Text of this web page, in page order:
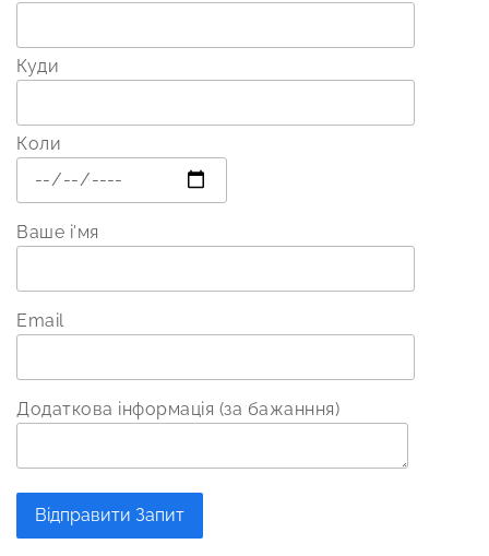
Куди
Коли
Ваше і'мя
Email
Додаткова інформація (за бажанння)